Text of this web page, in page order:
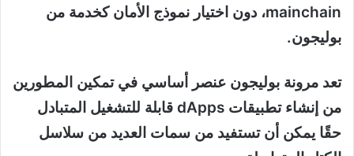
mainchain، دون اختيار نموذج الأمان كخدمة من
بوليجون.
تعد مرونة بوليجون عنصر أساسي في تمكين المطورين
من إنشاء تطبيقات dApps قابلة للتشغيل المتبادل
حقًا يمكن أن تستفيد من سمات العديد من سلاسل